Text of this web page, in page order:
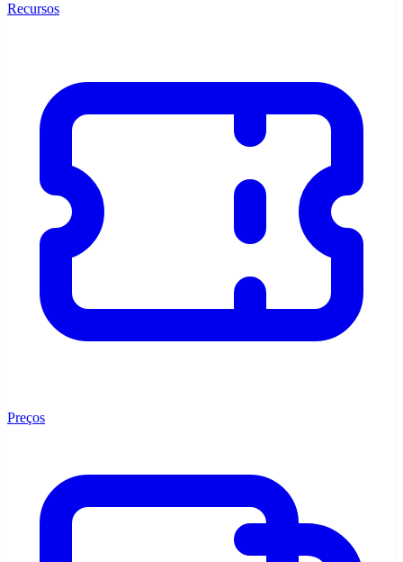
Recursos
Preços